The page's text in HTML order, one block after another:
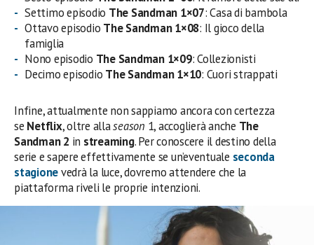
Settimo episodio The Sandman 1×07: Casa di bambola
Ottavo episodio The Sandman 1×08: Il gioco della
famiglia
Nono episodio The Sandman 1×09: Collezionisti
Decimo episodio The Sandman 1×10: Cuori strappati
Infine, attualmente non sappiamo ancora con certezza
se Netflix, oltre allaseason 1, accoglierà anche The
Sandman 2 in streaming. Per conoscere il destino della
serie e sapere effettivamente se un’eventuale seconda
stagionevedrà la luce, dovremo attendere che la
piattaforma riveli le proprie intenzioni.